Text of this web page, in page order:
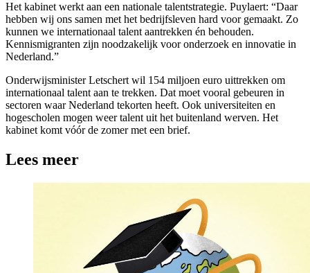
Het kabinet werkt aan een nationale talentstrategie. Puylaert: “Daar
hebben wij ons samen met het bedrijfsleven hard voor gemaakt. Zo
kunnen we internationaal talent aantrekken én behouden.
Kennismigranten zijn noodzakelijk voor onderzoek en innovatie in
Nederland.”
Onderwijsminister Letschert wil 154 miljoen euro uittrekken om
internationaal talent aan te trekken. Dat moet vooral gebeuren in
sectoren waar Nederland tekorten heeft. Ook universiteiten en
hogescholen mogen weer talent uit het buitenland werven. Het
kabinet komt vóór de zomer met een brief.
Lees meer